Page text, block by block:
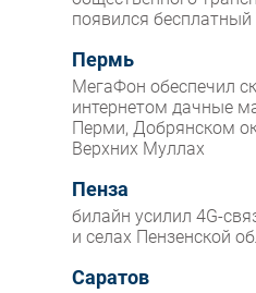
появился бесплатный
Пермь
МегаФон обеспечил
интернетом дачные
Перми, Добрянском
Верхних Муллах
Пенза
билайн усилил 4G-
и селах Пензенской
Саратов